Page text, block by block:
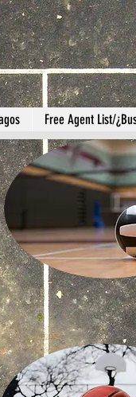
Free Agent List/